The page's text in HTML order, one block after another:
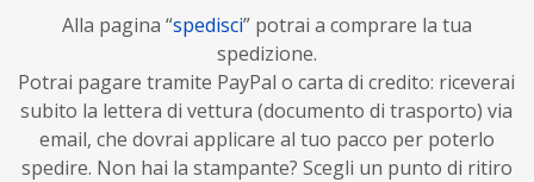
Alla pagina “spedisci” potrai a comprare la tua
spedizione.
Potrai pagare tramite PayPal o carta di credito: riceverai
subito la lettera di vettura (documento di trasporto) via
email, che dovrai applicare al tuo pacco per poterlo
spedire. Non hai la stampante? Scegli un punto di ritiro